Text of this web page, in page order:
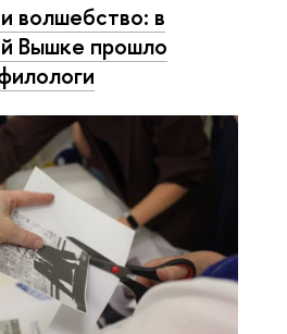
волшебство: в
Вышке прошло